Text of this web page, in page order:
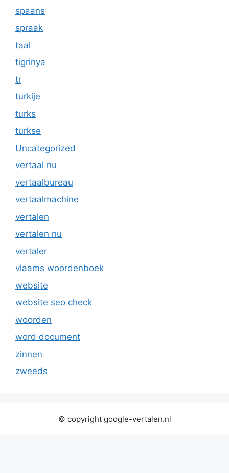
spaans
spraak
taal
tigrinya
tr
turkije
turks
turkse
Uncategorized
vertaal nu
vertaalbureau
vertaalmachine
vertalen
vertalen nu
vertaler
vlaams woordenboek
website
website seo check
woorden
word document
zinnen
zweeds
© copyright google-vertalen.nl